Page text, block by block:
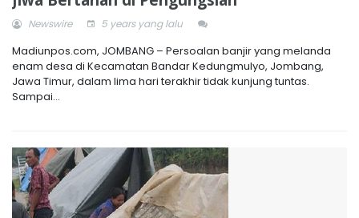
Newswire 5 years yang lalu
Madiunpos.com, JOMBANG – Persoalan banjir yang melanda
enam desa di Kecamatan Bandar Kedungmulyo, Jombang,
Jawa Timur, dalam lima hari terakhir tidak kunjung tuntas.
Sampai...